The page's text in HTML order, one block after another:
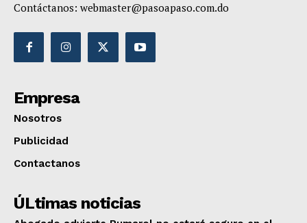
Contáctanos: webmaster@pasoapaso.com.do
Empresa
Nosotros
Publicidad
Contactanos
ÚLtimas noticias